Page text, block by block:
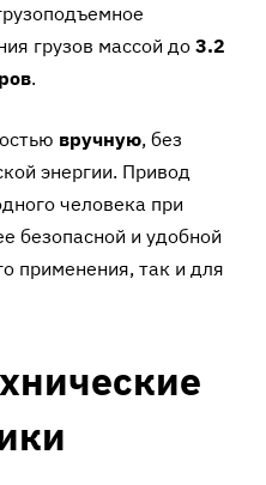
грузов массой до 3.2
.
вручную, без
энергии. Привод
человека при
безопасной и удобной
применения, так и для